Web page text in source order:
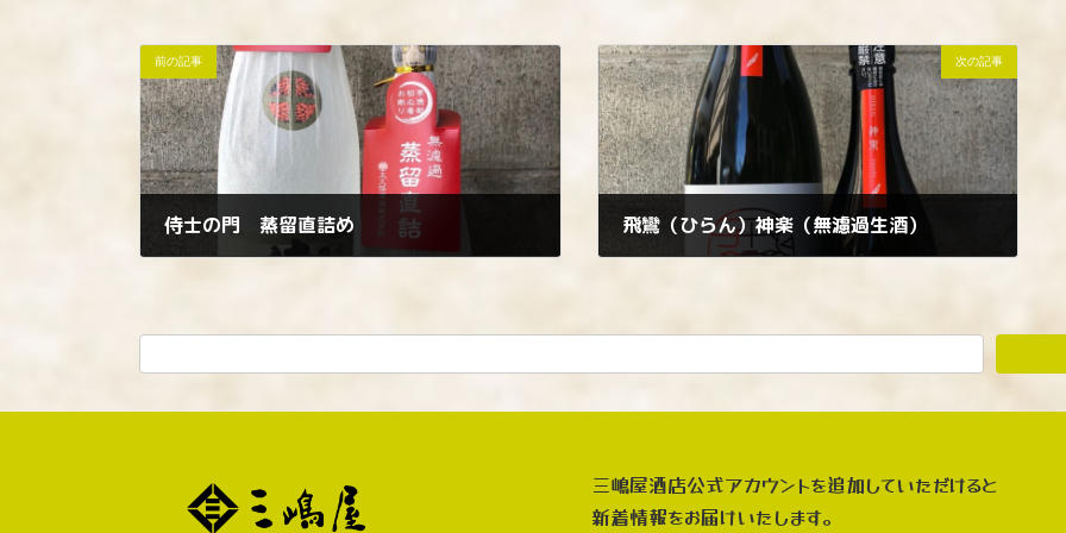
前の記事
侍士の門 蒸留直詰め
次の記事
飛鸞（ひらん）神楽（無濾過生酒）
三嶋屋酒店公式アカウントを追加していただけると
新着情報をお届けいたします。